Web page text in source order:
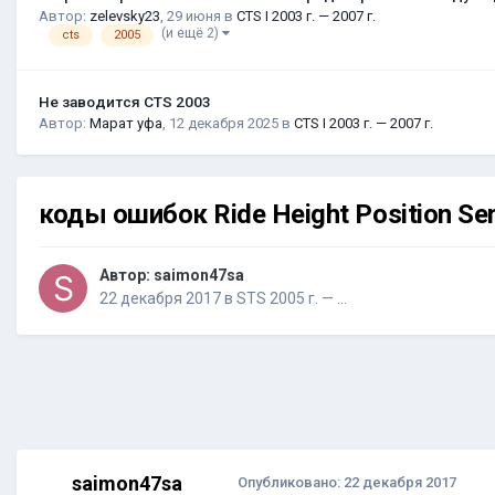
Автор: zelevsky23 29 июня в CTS I 2003 г. — 2007 г.
cts 2005 (и ещё 2)
Не заводится CTS 2003
Автор: Марат уфа 12 декабря 2025 в CTS I 2003 г. — 2007 г.
коды ошибок Ride Height Position
Автор: saimon47sa
22 декабря 2017в STS 2005 г. — …
saimon47sa Опубликовано: 22 декабря 2017